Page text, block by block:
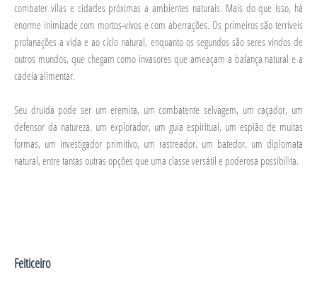
combater vilas e cidades próximas a ambientes naturais. Mais do que isso, há
enorme inimizade com mortos-vivos e com aberrações. Os primeiros são terríveis
profanações a vida e ao ciclo natural, enquanto os segundos são seres vindos de
outros mundos, que chegam como invasores que ameaçam a balança natural e a
cadeia alimentar.
Seu druida pode ser um eremita, um combatente selvagem, um caçador, um
defensor da natureza, um explorador, um guia espiritual, um espião de muitas
formas, um investigador primitivo, um rastreador, um batedor, um diplomata
natural, entre tantas outras opções que uma classe versátil e poderosa possibilita.
Feiticeiro